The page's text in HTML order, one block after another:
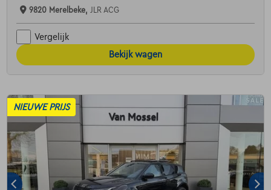
9820 Merelbeke, JLR ACG
Vergelijk
Bekijk wagen
NIEUWE PRIJS